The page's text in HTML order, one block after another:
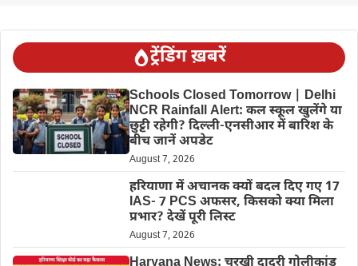
ट्रेंडिंग ख़बरें
Schools Closed Tomorrow | Delhi
NCR Rainfall Alert: कल स्कूल खुलेंगे या
छुट्टी रहेगी? दिल्ली-एनसीआर में बारिश के
बीच जानें अपडेट
August 7, 2026
हरियाणा में अचानक क्यों बदल दिए गए 17
IAS- 7 PCS अफसर, किसको क्या मिला
प्रभार? देखें पूरी लिस्ट
August 7, 2026